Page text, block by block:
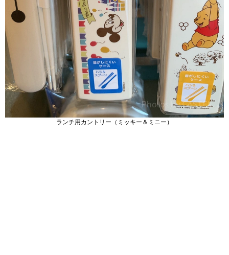
ランチ用カントリー（ミッキー＆ミニー）